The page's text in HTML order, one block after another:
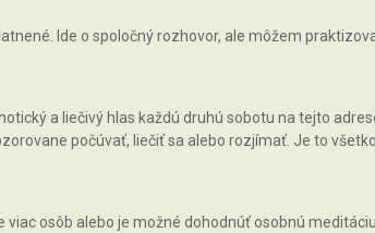
Ide o spoločný rozhovor, ale môžem
a liečivý hlas každú druhú sobotu na tejto
počúvať, liečiť sa alebo rozjímať. Je to
osôb alebo je možné dohodnúť osobnú